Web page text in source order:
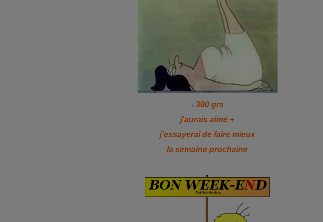
- 300 grs
j'aurais aimé +
j'essayerai de faire mieux
la semaine prochaine